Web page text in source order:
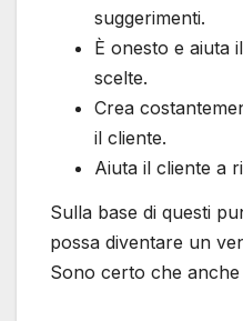
suggerimenti.
È onesto e aiuta
scelte.
Crea
il cliente.
Aiuta il cliente a
Sulla base di questi
possa diventare un
Sono certo che